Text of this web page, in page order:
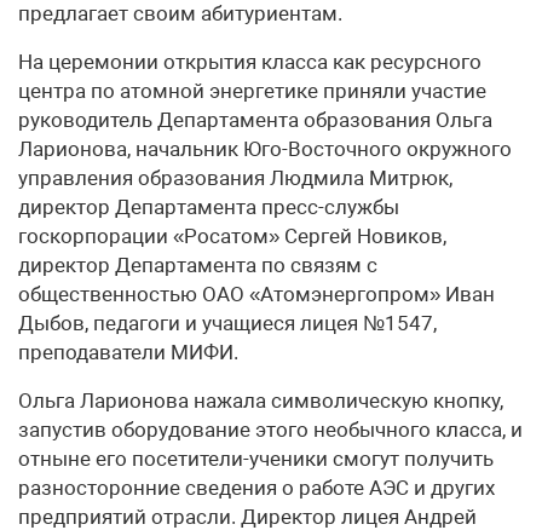
предлагает своим абитуриентам.
На церемонии открытия класса как ресурсного
центра по атомной энергетике приняли участие
руководитель Департамента образования Ольга
Ларионова, начальник Юго-Восточного окружного
управления образования Людмила Митрюк,
директор Департамента пресс-службы
госкорпорации «Росатом» Сергей Новиков,
директор Департамента по связям с
общественностью ОАО «Атомэнергопром» Иван
Дыбов, педагоги и учащиеся лицея №1547,
преподаватели МИФИ.
Ольга Ларионова нажала символическую кнопку,
запустив оборудование этого необычного класса, и
отныне его посетители-ученики смогут получить
разносторонние сведения о работе АЭС и других
предприятий отрасли. Директор лицея Андрей